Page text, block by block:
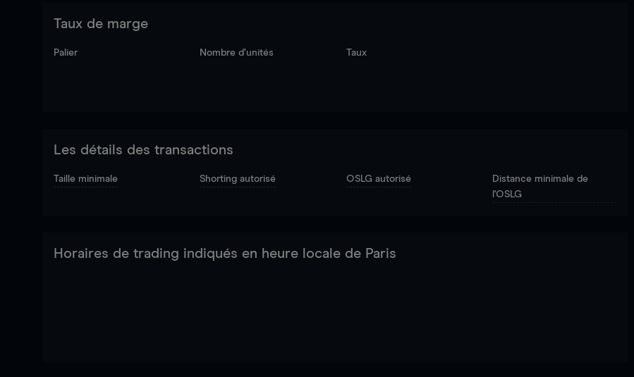
Taux de marge
Palier Nombre d’unités Taux
Les détails des transactions
Taille minimale Shorting autorisé OSLG autorisé
Distance minimale de
l'OSLG
Horaires de trading indiqués en heure locale de Paris